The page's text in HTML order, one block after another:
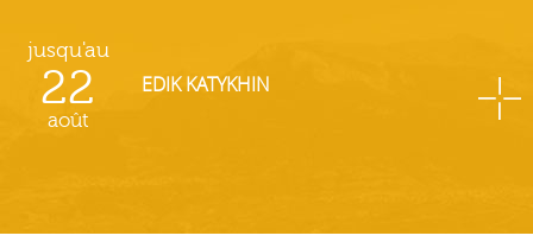
jusqu'au
22
août
EDIK KATYKHIN